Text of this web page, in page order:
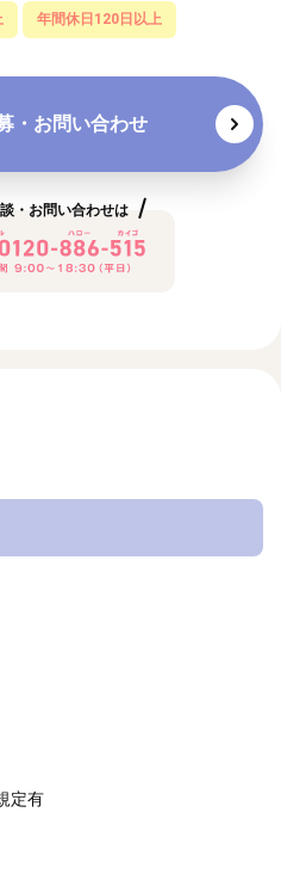
年間休日120日以上
・お問い合わせ
・お問い合わせは
定有